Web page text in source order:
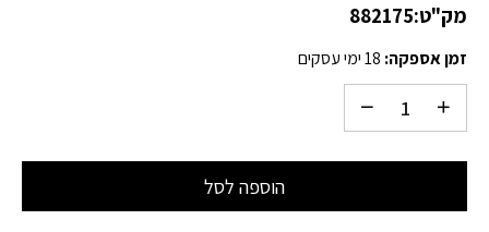
מק"ט:882175
זמן אספקה: 18 ימי עסקים
הוספה לסל